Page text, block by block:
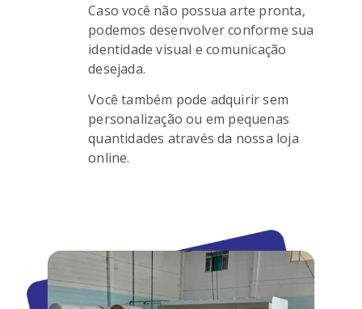
Caso você não possua arte pronta,
podemos desenvolver conforme sua
identidade visual e comunicação
desejada.
Você também pode adquirir sem
personalização ou em pequenas
quantidades através da nossa loja
online.